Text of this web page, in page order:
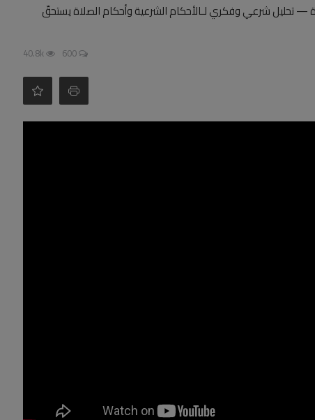
— تحليل شرعي وفكري لـالأحكام الشرعية وأحكام الصلاة يستحقّ
600
40.8k